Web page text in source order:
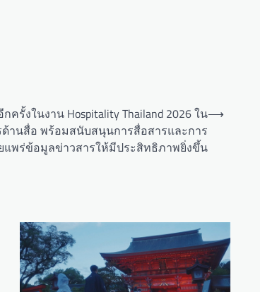
กครั้งในงาน Hospitality Thailand 2026 ใน
านสื่อ พร้อมสนับสนุนการสื่อสารและการ
แพร่ข้อมูลข่าวสารให้มีประสิทธิภาพยิ่งขึ้น
⟶